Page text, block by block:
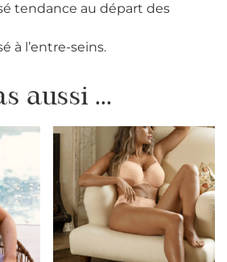
tendance au départ des
à l’entre-seins.
aussi ...